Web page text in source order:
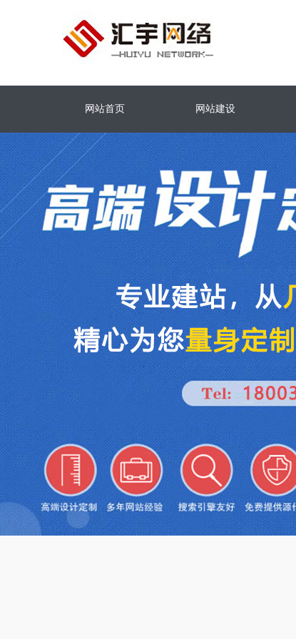
网站首页 网站建设